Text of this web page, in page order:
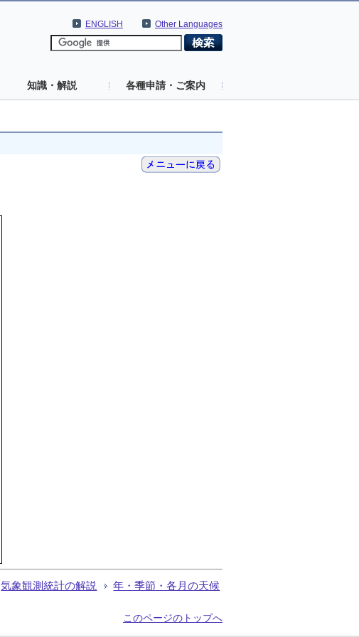
Other Languages
ENGLISH
知識・解説 各種申請・ご案内
気象観測統計の解説 年・季節・各月の天候
このページのトップへ